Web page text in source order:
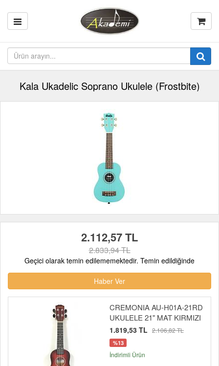
Kala Ukadelic Soprano Ukulele (Frostbite)
2.112,57 TL
2.833,94 TL
Geçici olarak temin edilememektedir. Temin edildiğinde
Haber Ver
CREMONIA AU-H01A-21RD
UKULELE 21" MAT KIRMIZI
1.819,53 TL 2.106,82 TL
%13
İndirimli Ürün